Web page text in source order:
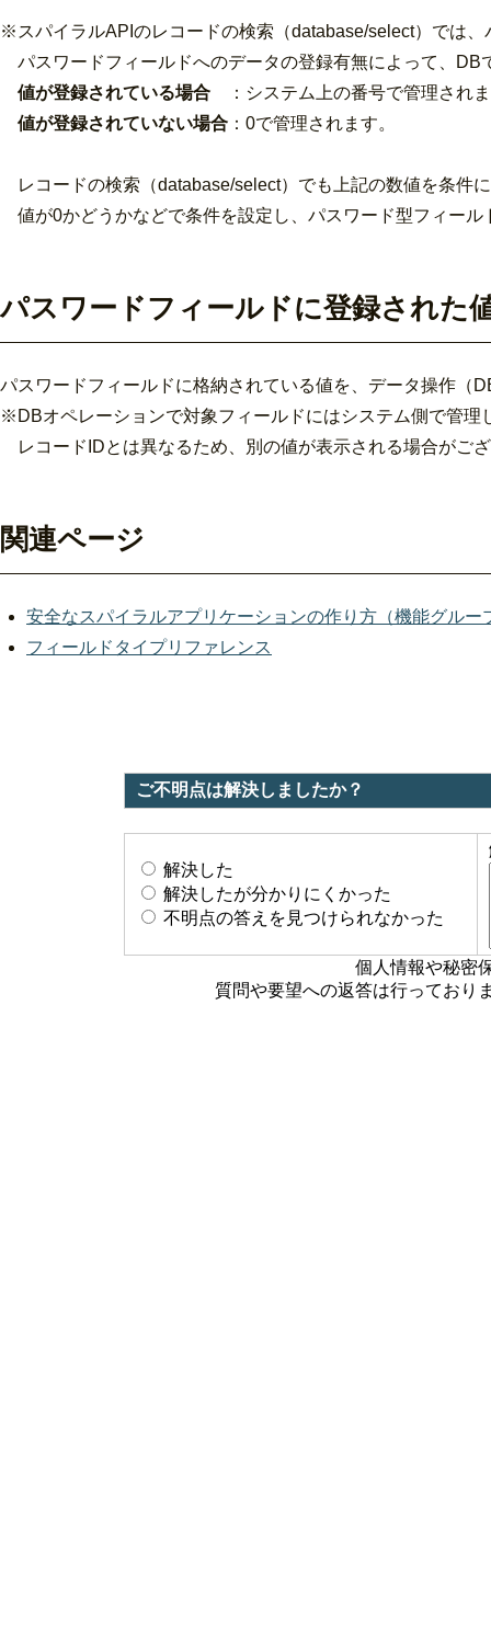
※スパイラルAPIのレコードの検索（database/select）では
パスワードフィールドへのデータの登録有無によって、DB
値が登録されている場合 ：システム上の番号で管理され
値が登録されていない場合 ：0で管理されます。
レコードの検索（database/select）でも上記の数値を条件
値が0かどうかなどで条件を設定し、パスワード型フィー
パスワードフィールドに登録された
パスワードフィールドに格納されている値を、データ操作（
※DBオペレーションで対象フィールドにはシステム側で管理
レコードIDとは異なるため、別の値が表示される場合がご
関連ページ
安全なスパイラルアプリケーションの作り方（機能グルー
フィールドタイプリファレンス